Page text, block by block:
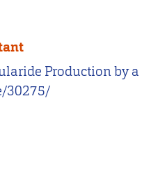
Production by a
30275/